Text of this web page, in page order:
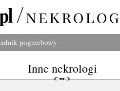
pogrzebowy
Inne nekrologi